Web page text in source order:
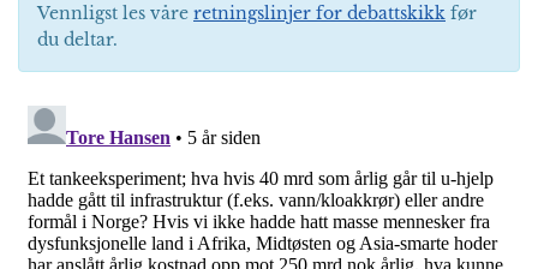
Vennligst les våre retningslinjer for debattskikk før
du deltar.